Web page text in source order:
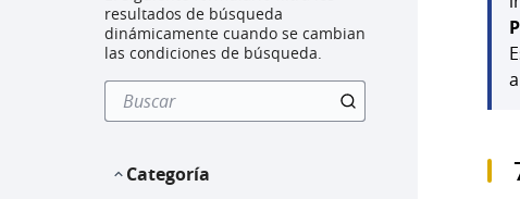
resultados de búsqueda
dinámicamente cuando se cambian
las condiciones de búsqueda.
Categoría